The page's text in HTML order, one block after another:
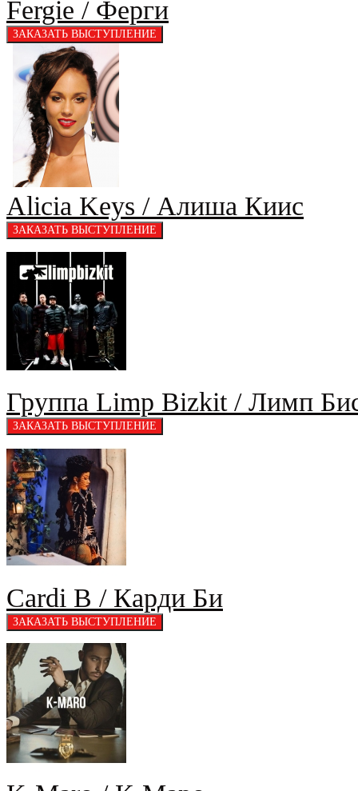
Fergie / Ферги
Alicia Keys / Алиша Киис
Группа Limp Bizkit / Лимп
Cardi B / Карди Би